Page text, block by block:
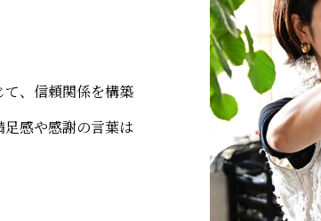
、信頼関係を構築
足感や感謝の言葉は